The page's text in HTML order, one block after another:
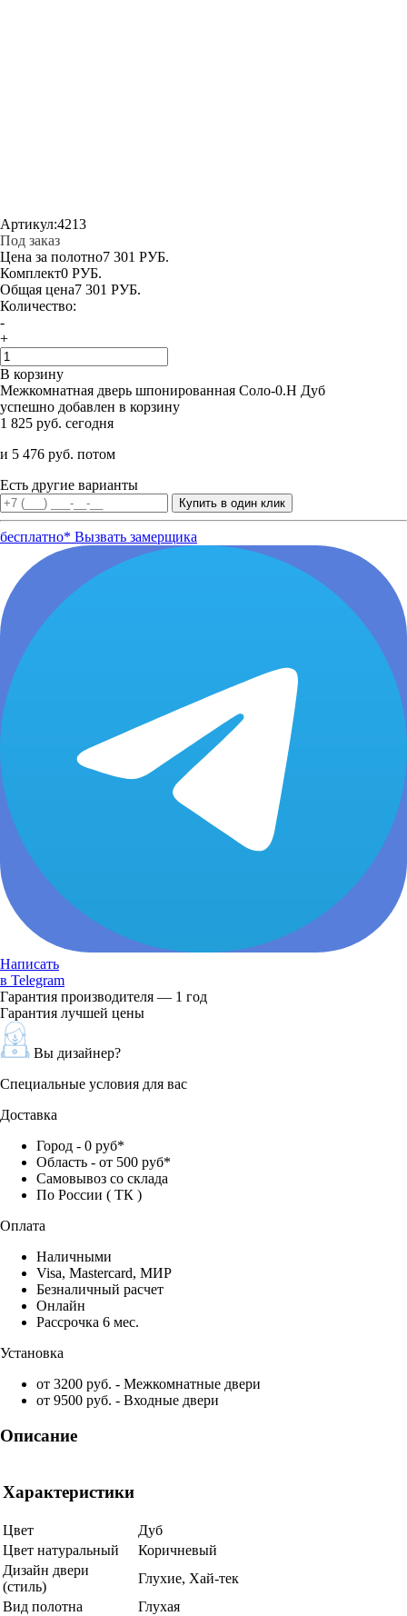
Артикул:4213
Под заказ
Цена за полотно7 301 РУБ.
Комплект0 РУБ.
Общая цена7 301 РУБ.
Количество:
-
+
В корзину
Межкомнатная дверь шпонированная Соло-0.H Дуб
успешно добавлен в корзину
1 825 руб. сегодня
и 5 476 руб. потом
Есть другие варианты
бесплатно* Вызвать замерщика
Написать
в Telegram
Гарантия производителя — 1 год
Гарантия лучшей цены
Вы дизайнер?
Специальные условия для вас
Доставка
Город - 0 руб*
Область - от 500 руб*
Самовывоз со склада
По России ( ТК )
Оплата
Наличными
Visa, Mastercard, МИР
Безналичный расчет
Онлайн
Рассрочка 6 мес.
Установка
от 3200 руб. - Межкомнатные двери
от 9500 руб. - Входные двери
Описание
Характеристики
Цвет
Дуб
Цвет натуральный
Коричневый
Дизайн двери
(стиль)
Глухие, Хай-тек
Вид полотна
Глухая